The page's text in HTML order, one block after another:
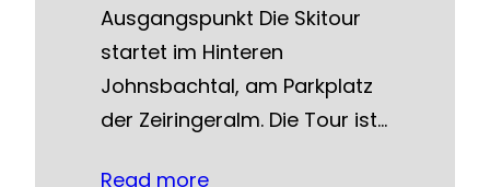
Ausgangspunkt Die Skitour
startet im Hinteren
Johnsbachtal, am Parkplatz
der Zeiringeralm. Die Tour ist…
Read more